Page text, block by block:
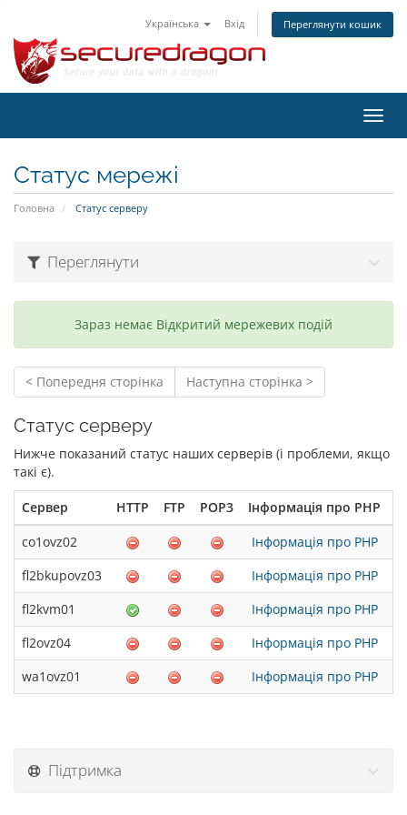
Українська Вхід Переглянути кошик
Статус мережі
Головна Статус серверу
Переглянути
Зараз немає Відкритий мережевих подій
< Попередня сторінка Наступна сторінка >
Статус серверу
Нижче показаний статус наших серверів (і проблеми, якщо
такі є).
Сервер HTTP FTP POP3 Інформація про PHP
co1ovz02
Інформація про PHP
fl2bkupovz03
Інформація про PHP
fl2kvm01
Інформація про PHP
fl2ovz04
Інформація про PHP
wa1ovz01
Інформація про PHP
Підтримка